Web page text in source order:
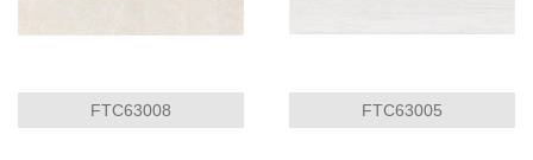
FTC63008 FTC63005